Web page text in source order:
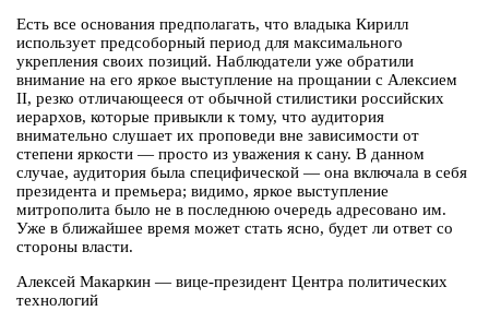
Есть все основания предполагать, что владыка Кирилл
использует предсоборный период для максимального
укрепления своих позиций. Наблюдатели уже обратили
внимание на его яркое выступление на прощании с Алексием
II, резко отличающееся от обычной стилистики российских
иерархов, которые привыкли к тому, что аудитория
внимательно слушает их проповеди вне зависимости от
степени яркости — просто из уважения к сану. В данном
случае, аудитория была специфической — она включала в себя
президента и премьера; видимо, яркое выступление
митрополита было не в последнюю очередь адресовано им.
Уже в ближайшее время может стать ясно, будет ли ответ со
стороны власти.
Алексей Макаркин — вице-президент Центра политических
технологий